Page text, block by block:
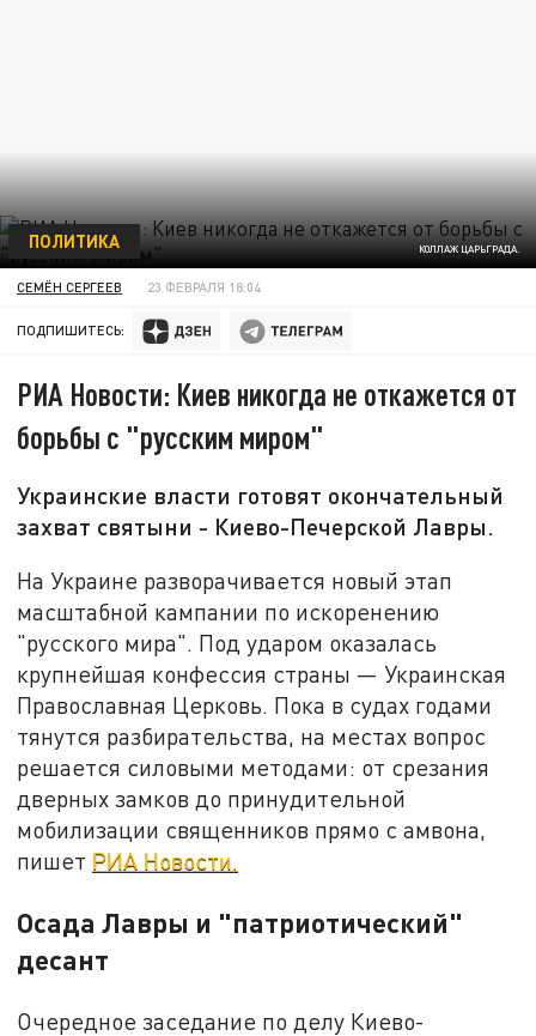
КОЛЛАЖ ЦАРЬГРАДА.
ПОЛИТИКА
СЕМЁН СЕРГЕЕВ 23 ФЕВРАЛЯ 18:04
ПОДПИШИТЕСЬ:
РИА Новости: Киев никогда не откажется от
борьбы с "русским миром"
Украинские власти готовят окончательный
захват святыни - Киево-Печерской Лавры.
На Украине разворачивается новый этап
масштабной кампании по искоренению
"русского мира". Под ударом оказалась
крупнейшая конфессия страны — Украинская
Православная Церковь. Пока в судах годами
тянутся разбирательства, на местах вопрос
решается силовыми методами: от срезания
дверных замков до принудительной
мобилизации священников прямо с амвона,
пишет РИА Новости.
Осада Лавры и "патриотический"
десант
Очередное заседание по делу Киево-